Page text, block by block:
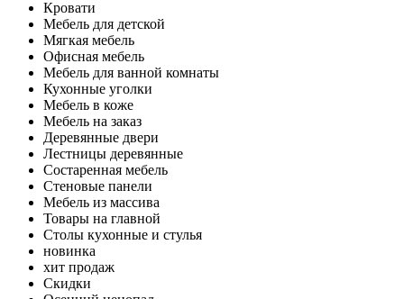
Кровати
Мебель для детской
Мягкая мебель
Офисная мебель
Мебель для ванной комнаты
Кухонные уголки
Мебель в коже
Мебель на заказ
Деревянные двери
Лестницы деревянные
Состаренная мебель
Стеновые панели
Мебель из массива
Товары на главной
Столы кухонные и стулья
новинка
хит продаж
Скидки